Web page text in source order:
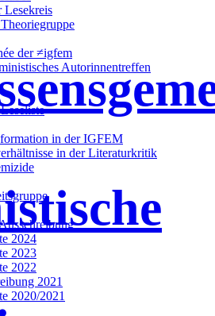
Lesekreis
der ≠igfem
Autorinnentreffen
in der IGFEM
in der Literaturkritik
2024
2023
2022
2021
2020/2021